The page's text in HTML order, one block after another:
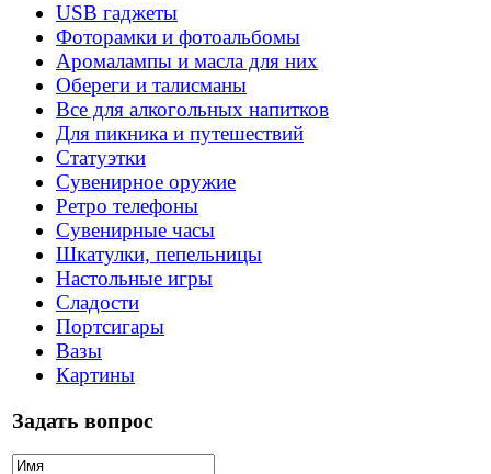
USB гаджеты
Фоторамки и фотоальбомы
Аромалампы и масла для них
Обереги и талисманы
Все для алкогольных напитков
Для пикника и путешествий
Статуэтки
Сувенирное оружие
Ретро телефоны
Сувенирные часы
Шкатулки, пепельницы
Настольные игры
Сладости
Портсигары
Вазы
Картины
Задать вопрос